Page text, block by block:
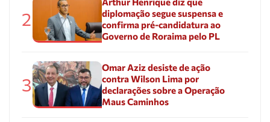
2
diplomação segue suspensa e
confirma pré-candidatura ao
Governo de Roraima pelo PL
3
Omar Aziz desiste de ação
contra Wilson Lima por
declarações sobre a Operação
Maus Caminhos